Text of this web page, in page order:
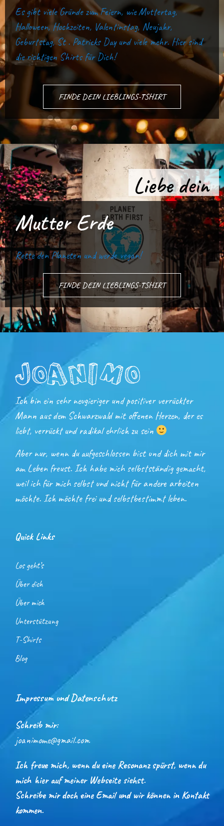
Es gibt viele Gründe zum Feiern, wie Muttertag,
Halloween, Hochzeiten, Valentinstag, Neujahr,
Geburtstag, St . Patricks Day und viele mehr. Hier sind
die richtigen Shirts für Dich!
FINDE DEIN LIEBLINGS-TSHIRT
Liebe dein
Mutter Erde
Rette den Planeten und werde vegan!
FINDE DEIN LIEBLINGS-TSHIRT
Ich bin ein sehr neugieriger und positiver verrückter
Mann aus dem Schwarzwald mit offenen Herzen, der es
liebt, verrückt und radikal ehrlich zu sein
Aber nur, wenn du aufgeschlossen bist und dich mit mir
am Leben freust. Ich habe mich selbstständig gemacht,
weil ich für mich selbst und nicht für andere arbeiten
möchte. Ich möchte frei und selbstbestimmt leben.
Quick Links
Los geht’s
Über dich
Über mich
Unterstützung
T-Shirts
Blog
Impressum und Datenschutz
Schreib mir:
joanimome@gmail.com
Ich freue mich, wenn du eine Resonanz spürst, wenn du
mich hier auf meiner Webseite siehst.
Schreibe mir doch eine Email und wir können in Kontakt
kommen.